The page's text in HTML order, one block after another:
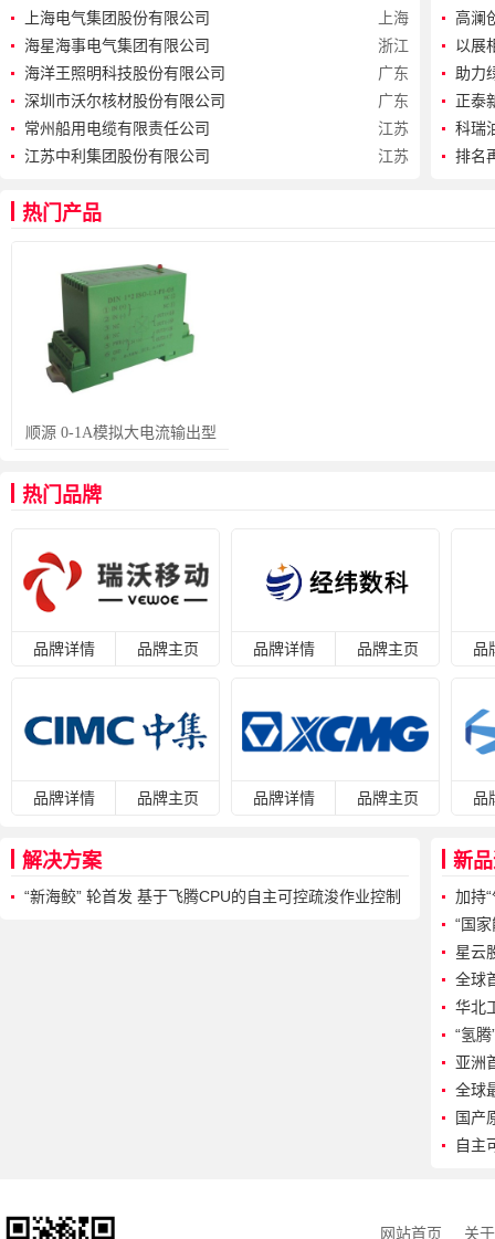
上海
上海电气集团股份有限公司
浙江
海星海事电气集团有限公司
广东
海洋王照明科技股份有限公司
广东
深圳市沃尔核材股份有限公司
江苏
常州船用电缆有限责任公司
江苏
江苏中利集团股份有限公司
高澜
以展
能展
助力
略合
正泰
科瑞
排名
热门产品
顺源 0-1A模拟大电流输出型
热门品牌
品牌详情 品牌主页 品牌详情 品牌主页 品
品牌详情 品牌主页 品牌详情 品牌主页 品
解决方案
“新海鲛” 轮首发 基于飞腾CPU的自主可控疏浚作业控制
新
加持
一体
“国
星云
术装
全球
华北
“氢
亚洲
全球
式命
国产
大模
自主
网站首页 关